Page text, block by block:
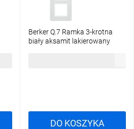
Berker Q.7 Ramka 3-krotna
biały aksamit lakierowany
DO KOSZYKA